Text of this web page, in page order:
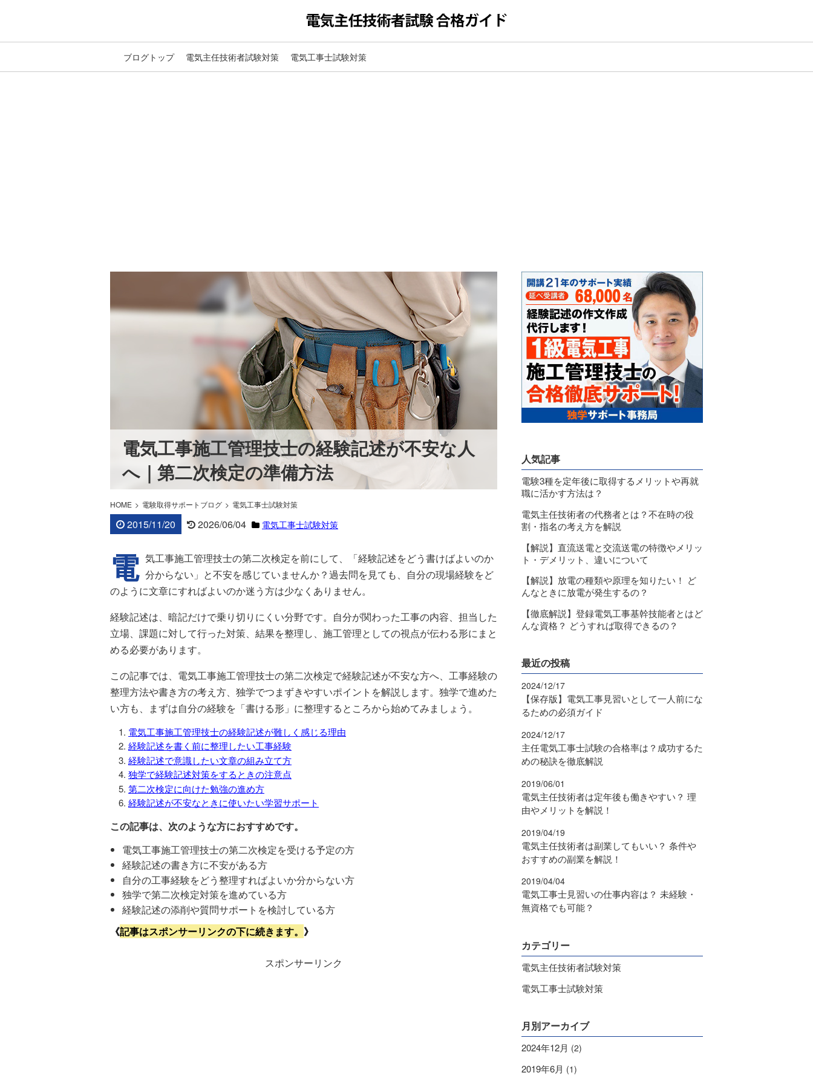
ブログトップ 電気主任技術者試験対策 電気工事士試験対策
電気工事施工管理技士の経験記述が不安な人
へ｜第二次検定の準備方法
HOME 電験取得サポートブログ 電気工事士試験対策
2015/11/20 2026/06/04 電気工事士試験対策
電 気工事施工管理技士の第二次検定を前にして、「経験記述をどう書けばよいのか
分からない」と不安を感じていませんか？過去問を見ても、自分の現場経験をど
のように文章にすればよいのか迷う方は少なくありません。
経験記述は、暗記だけで乗り切りにくい分野です。自分が関わった工事の内容、担当した
立場、課題に対して行った対策、結果を整理し、施工管理としての視点が伝わる形にまと
める必要があります。
この記事では、電気工事施工管理技士の第二次検定で経験記述が不安な方へ、工事経験の
整理方法や書き方の考え方、独学でつまずきやすいポイントを解説します。独学で進めた
い方も、まずは自分の経験を「書ける形」に整理するところから始めてみましょう。
電気工事施工管理技士の経験記述が難しく感じる理由
経験記述を書く前に整理したい工事経験
経験記述で意識したい文章の組み立て方
独学で経験記述対策をするときの注意点
第二次検定に向けた勉強の進め方
経験記述が不安なときに使いたい学習サポート
この記事は、次のような方におすすめです。
電気工事施工管理技士の第二次検定を受ける予定の方
経験記述の書き方に不安がある方
自分の工事経験をどう整理すればよいか分からない方
独学で第二次検定対策を進めている方
経験記述の添削や質問サポートを検討している方
《記事はスポンサーリンクの下に続きます。 》
スポンサーリンク
人気記事
電験3種を定年後に取得するメリットや再就
職に活かす方法は？
電気主任技術者の代務者とは？不在時の役
割・指名の考え方を解説
【解説】直流送電と交流送電の特徴やメリッ
ト・デメリット、違いについて
【解説】放電の種類や原理を知りたい！ ど
んなときに放電が発生するの？
【徹底解説】登録電気工事基幹技能者とはど
んな資格？ どうすれば取得できるの？
最近の投稿
2024/12/17
【保存版】電気工事見習いとして一人前にな
るための必須ガイド
2024/12/17
主任電気工事士試験の合格率は？成功するた
めの秘訣を徹底解説
2019/06/01
電気主任技術者は定年後も働きやすい？ 理
由やメリットを解説！
2019/04/19
電気主任技術者は副業してもいい？ 条件や
おすすめの副業を解説！
2019/04/04
電気工事士見習いの仕事内容は？ 未経験・
無資格でも可能？
カテゴリー
電気主任技術者試験対策
電気工事士試験対策
月別アーカイブ
2024年12月 (2)
2019年6月 (1)